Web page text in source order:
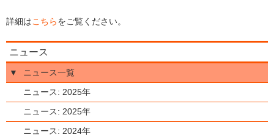
詳細はこちらをご覧ください。
ニュース
▼
ニュース一覧
ニュース: 2025年
ニュース: 2025年
ニュース: 2024年